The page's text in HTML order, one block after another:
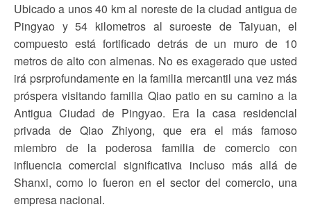
Ubicado a unos 40 km al noreste de la ciudad antigua de
Pingyao y 54 kilometros al suroeste de Taiyuan, el
compuesto está fortificado detrás de un muro de 10
metros de alto con almenas. No es exagerado que usted
irá psrprofundamente en la familia mercantil una vez más
próspera visitando familia Qiao patio en su camino a la
Antigua Ciudad de Pingyao. Era la casa residencial
privada de Qiao Zhiyong, que era el más famoso
miembro de la poderosa familia de comercio con
influencia comercial significativa incluso más allá de
Shanxi, como lo fueron en el sector del comercio, una
empresa nacional.